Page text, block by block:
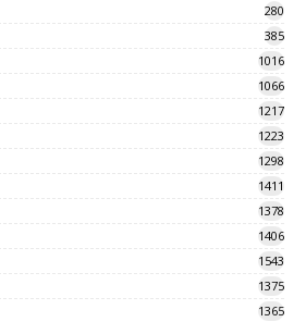
280
385
1016
1066
1217
1223
1298
1411
1378
1406
1543
1375
1365